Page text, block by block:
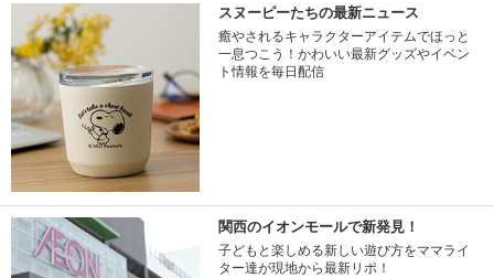
スヌーピーたちの最新ニュース
癒やされるキャラクターアイテムでほっと
一息つこう！かわいい最新グッズやイベン
ト情報を毎日配信
関西のイオンモールで新発見！
子どもと楽しめる新しい遊び方をママライ
ター達が現地から最新リポ！